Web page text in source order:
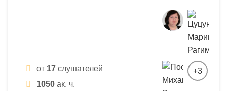
от 17 слушателей
1050 ак. ч.
+3